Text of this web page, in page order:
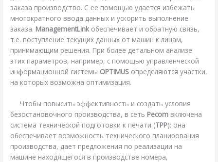
заказа производство. С ее помощью удается избежать
многократного ввода данных и ускорить выполнение
заказа. ManagementLinkобеспечивает и обратную связь,
т.е. поступление текущих данных от машин к лицам,
принимающим решения. При более детальном анализе
этих параметров, например, с помощью управленческой
информационной системы OPTIMUS определяются участки,
на которых возможна оптимизация.
Чтобы повысить эффективность и создать условия
безостановочного производства, в сеть Pecom включена
система технической подготовки к печати (ТРР): она
обеспечивает возможность технического планирования
производства, дает предложения по реализации на
машине находящегося в производстве номера,